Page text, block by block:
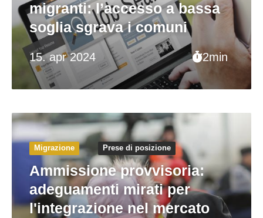
15. apr 2024 2min
migranti: l’accesso a bassa
soglia sgrava i comuni
Migrazione Prese di posizione
Ammissione provvisoria:
adeguamenti mirati per
l'integrazione nel mercato